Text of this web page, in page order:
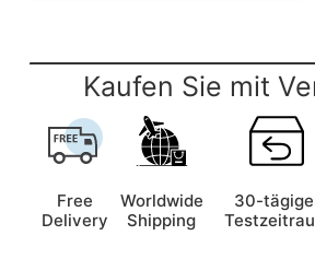
Kaufen Sie mit
Free
Delivery
Worldwide
Shipping
30-